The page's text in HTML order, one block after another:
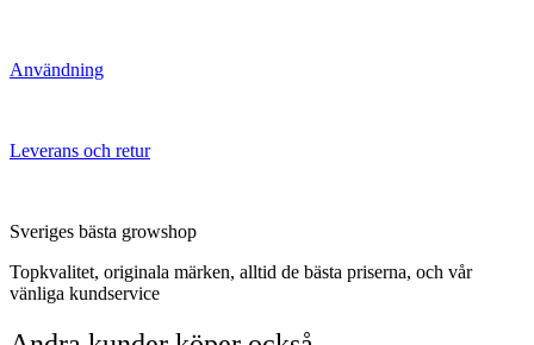
Användning
Leverans och retur
Sveriges bästa growshop
Topkvalitet, originala märken, alltid de bästa priserna, och vår
vänliga kundservice